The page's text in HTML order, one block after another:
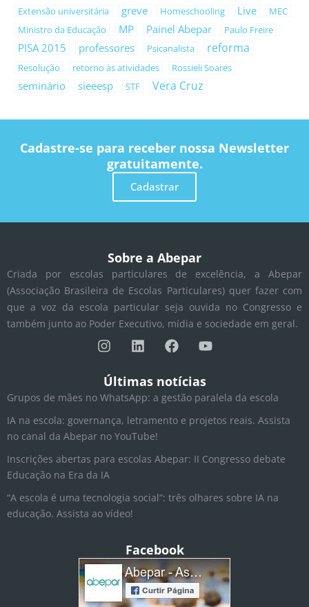
Extensão universitária greve Homeschooling Live
MEC
Ministro da Educação
MP Painel Abepar Paulo Freire
PISA 2015 professores Psicanalista reforma
Resolução retorno às atividades Rossieli Soares
seminário sieeesp STF Vera Cruz
Cadastre-se para receber nossa Newsletter
gratuitamente.
Cadastrar
Sobre a Abepar
Criada por escolas particulares de excelência, a Abepar
(Associação Brasileira de Escolas Particulares) quer fazer com
que a voz da escola particular seja ouvida no Congresso e
também junto ao Poder Executivo, mídia e sociedade em geral.
I
n
t
a
g
r
a
L
i
k
e
d
i
n
F
a
e
b
o
o
Y
o
t
u
b
e
Últimas notícias
Grupos de mães no WhatsApp: a gestão paralela da escola
IA na escola: governança, letramento e projetos reais. Assista
no canal da Abepar no YouTube!
Inscrições abertas para escolas Abepar: II Congresso debate
Educação na Era da IA
“A escola é uma tecnologia social”: três olhares sobre IA na
educação. Assista ao vídeo!
Facebook